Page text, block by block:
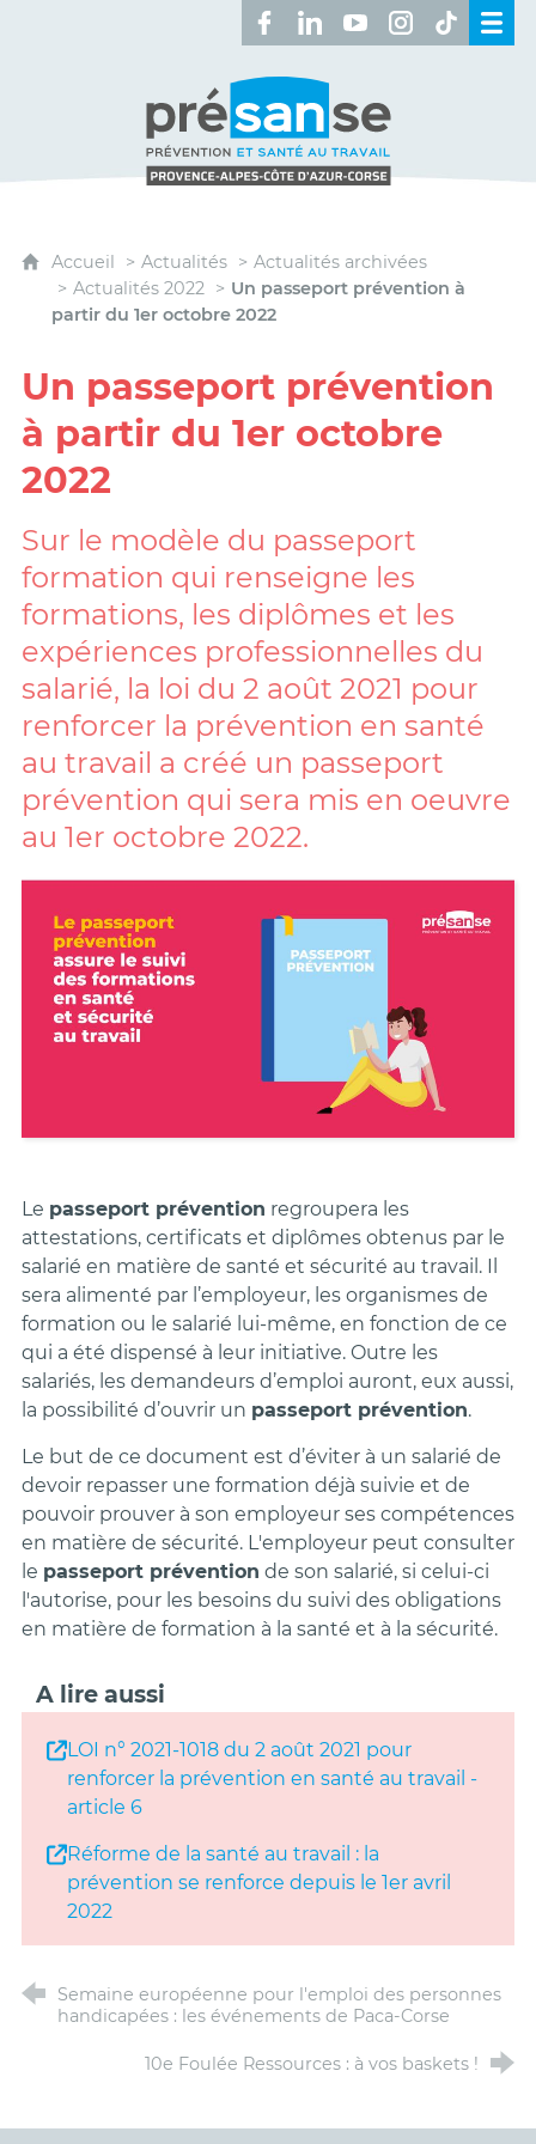
Retrouvez-nous sur Facebook
Retrouvez-nous sur
Retrouvez-nous sur
Retrouvez-
Accueil Actualités
Actualités archivées
Actualités 2022
Un passeport prévention à
partir du 1er octobre 2022
Un passeport prévention
à partir du 1er octobre
2022
Sur le modèle du passeport
formation qui renseigne les
formations, les diplômes et les
expériences professionnelles du
salarié, la loi du 2 août 2021 pour
renforcer la prévention en santé
au travail a créé un passeport
prévention qui sera mis en oeuvre
au 1er octobre 2022.
Le passeport prévention regroupera les
attestations, certificats et diplômes obtenus par le
salarié en matière de santé et sécurité au travail. Il
sera alimenté par l’employeur, les organismes de
formation ou le salarié lui-même, en fonction de ce
qui a été dispensé à leur initiative. Outre les
salariés, les demandeurs d’emploi auront, eux aussi,
la possibilité d’ouvrir un passeport prévention.
Le but de ce document est d’éviter à un salarié de
devoir repasser une formation déjà suivie et de
pouvoir prouver à son employeur ses compétences
en matière de sécurité. L'employeur peut consulter
le passeport prévention de son salarié, si celui-ci
l'autorise, pour les besoins du suivi des obligations
en matière de formation à la santé et à la sécurité.
A lire aussi
LOI n° 2021-1018 du 2 août 2021 pour
renforcer la prévention en santé au travail -
article 6
Réforme de la santé au travail : la
prévention se renforce depuis le 1er avril
2022
Semaine européenne pour l'emploi des personnes
handicapées : les événements de Paca-Corse
10e Foulée Ressources : à vos baskets !